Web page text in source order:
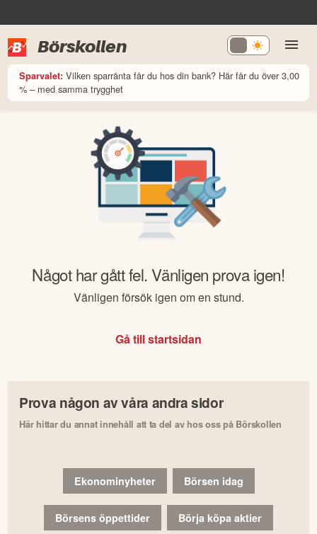
Börskollen
Sparvalet: Vilken sparränta får du hos din bank? Här får du över 3,00
% – med samma trygghet
Något har gått fel. Vänligen prova igen!
Vänligen försök igen om en stund.
Gå till startsidan
Prova någon av våra andra sidor
Här hittar du annat innehåll att ta del av hos oss på Börskollen
Ekonominyheter Börsen idag
Börsens öppettider Börja köpa aktier